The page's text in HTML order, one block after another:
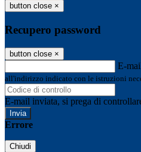
button close ×
Recupero password
button close ×
E-
all'indirizzo indicato con le istruzioni
E-mail inviata, si prega di
Errore
Chiudi